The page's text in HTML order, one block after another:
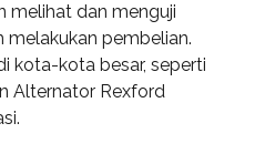
melihat dan menguji
pembelian.
kota-kota besar, seperti
Alternator Rexford